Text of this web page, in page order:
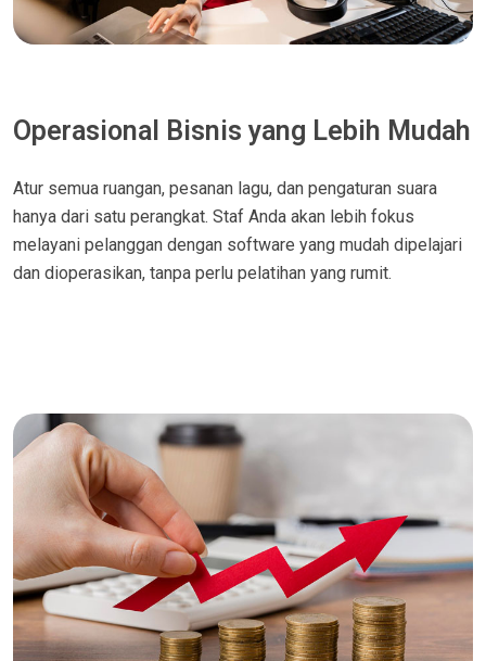
Operasional Bisnis yang Lebih Mudah
Atur semua ruangan, pesanan lagu, dan pengaturan suara
hanya dari satu perangkat. Staf Anda akan lebih fokus
melayani pelanggan dengan software yang mudah dipelajari
dan dioperasikan, tanpa perlu pelatihan yang rumit.